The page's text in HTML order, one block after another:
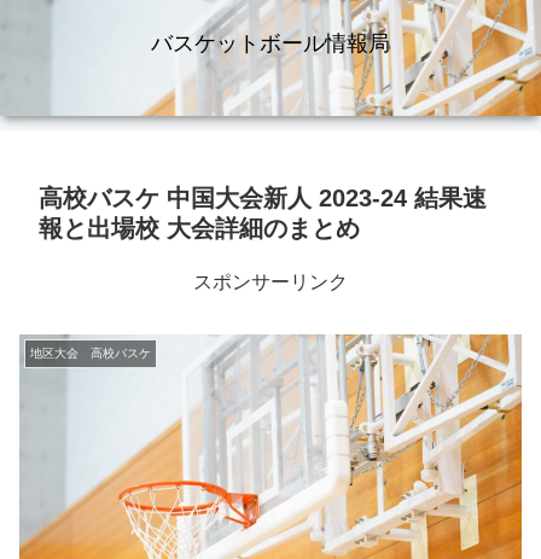
バスケットボール情報局
高校バスケ 中国大会新人 2023-24 結果速
報と出場校 大会詳細のまとめ
スポンサーリンク
地区大会 高校バスケ